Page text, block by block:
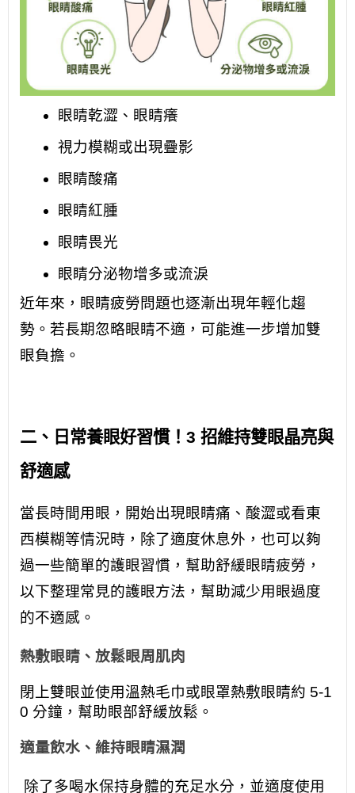
眼睛乾澀、眼睛癢
視力模糊或出現疊影
眼睛酸痛
眼睛紅腫
眼睛畏光
眼睛分泌物增多或流淚
近年來，眼睛疲勞問題也逐漸出現年輕化趨
勢。若長期忽略眼睛不適，可能進一步增加雙
眼負擔。
二、日常養眼好習慣！3 招維持雙眼晶亮與
舒適感
當長時間用眼，開始出現眼睛痛、酸澀或看東
西模糊等情況時，除了適度休息外，也可以夠
過一些簡單的護眼習慣，幫助舒緩眼睛疲勞，
以下整理常見的護眼方法，幫助減少用眼過度
的不適感。
熱敷眼睛、放鬆眼周肌肉
閉上雙眼並使用​​溫熱毛巾或眼罩熱敷眼睛約 5-1
0 分鐘，幫助眼部舒緩放鬆。
適量飲水、維持眼睛濕潤
除了多喝水保持身體的充足水分，並適度使用